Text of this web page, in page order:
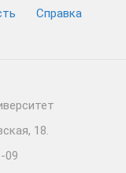
Cправка
18.
09